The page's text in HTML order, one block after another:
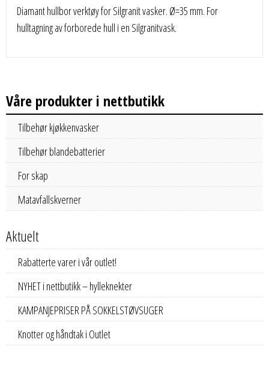
Diamant hullbor verktøy for Silgranit vasker. Ø=35 mm. For
hulltagning av forborede hull i en Silgranitvask.
Våre produkter i nettbutikk
Tilbehør kjøkkenvasker
Tilbehør blandebatterier
For skap
Matavfallskverner
Aktuelt
Rabatterte varer i vår outlet!
NYHET i nettbutikk – hylleknekter
KAMPANJEPRISER PÅ SOKKELSTØVSUGER
Knotter og håndtak i Outlet